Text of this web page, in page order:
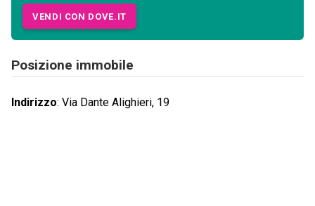
VENDI CON DOVE.IT
Posizione immobile
Indirizzo: Via Dante Alighieri, 19